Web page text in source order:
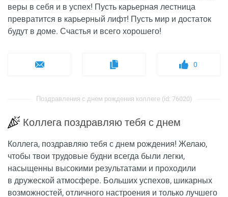
веры в себя и в успех! Пусть карьерная лестница
превратится в карьерный лифт! Пусть мир и достаток
будут в доме. Счастья и всего хорошего!
0
Поздравления с днем рождения коллеге (id: 76020)
Коллега поздравляю тебя с днем
Коллега, поздравляю тебя с днем рождения! Желаю,
чтобы твои трудовые будни всегда были легки,
насыщенны высокими результатами и проходили
в дружеской атмосфере. Больших успехов, шикарных
возможностей, отличного настроения и только лучшего